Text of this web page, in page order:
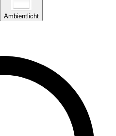
Ambientlicht